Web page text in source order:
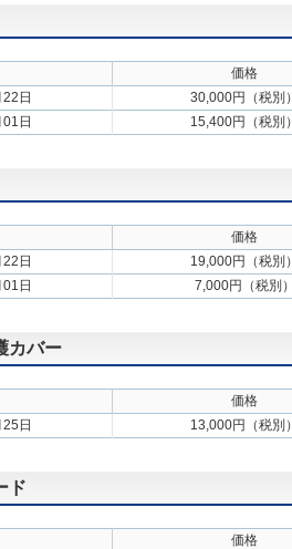
価格
日
30,000円（税別）
日 15,400円（税別）
価格
日
19,000円（税別）
日 7,000円（税別）
カバー
価格
日 13,000円（税別）
ド
価格